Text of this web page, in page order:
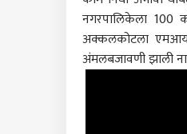
नगरपालिकेला 100
अक्कलकोटला
अंमलबजावणी झाली